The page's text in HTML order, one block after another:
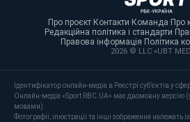
Про проєкт·Контакти·Команда·Про
Редакційна політика і стандарти·
Правова інформація·Політика
2026 © LLC «UBT
Ідентифікатор онлайн-медіа в Реєстрі суб’єктів у
Онлайн-медіа «Sport RBC.UA» має двомовну версію
мовами).
Фотографії, ілюстрації та інші зображення належать